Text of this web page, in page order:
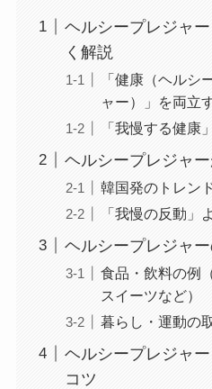
ヘルシープレジャ
く解説
「健康（ヘルシ
ャー）」を両立
「我慢する健康
ヘルシープレジャ
韓国発のトレン
「我慢の反動」
ヘルシープレジャー
食品・飲料の例
スイーツなど）
暮らし・運動の
ヘルシープレジャ
コツ